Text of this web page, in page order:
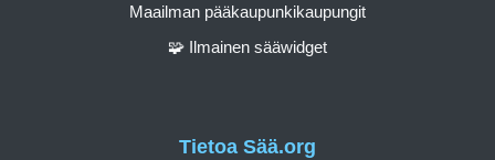
Tietoa Sää.org
Maailman pääkaupunkikaupungit
🧩 Ilmainen sääwidget